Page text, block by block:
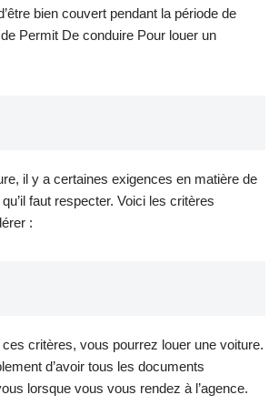
bien couvert pendant la période de
Permit De conduire Pour louer un
il y a certaines exigences en matière de
faut respecter. Voici les critères
:
critères, vous pourrez louer une voiture.
d’avoir tous les documents
lorsque vous vous rendez à l’agence.